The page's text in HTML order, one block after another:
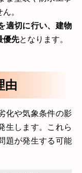
。
適切に行い、建物
優先となります。
由
化や気象条件の影
生します。これら
題が発生する可能